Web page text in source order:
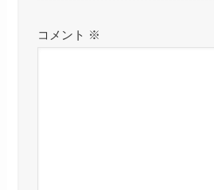
コメント ※